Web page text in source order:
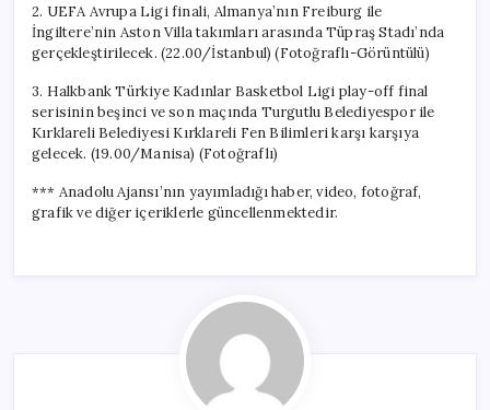
2. UEFA Avrupa Ligi finali, Almanya’nın Freiburg ile
İngiltere’nin Aston Villa takımları arasında Tüpraş Stadı’nda
gerçekleştirilecek. (22.00/İstanbul) (Fotoğraflı-Görüntülü)
3. Halkbank Türkiye Kadınlar Basketbol Ligi play-off final
serisinin beşinci ve son maçında Turgutlu Belediyespor ile
Kırklareli Belediyesi Kırklareli Fen Bilimleri karşı karşıya
gelecek. (19.00/Manisa) (Fotoğraflı)
*** Anadolu Ajansı’nın yayımladığı haber, video, fotoğraf,
grafik ve diğer içeriklerle güncellenmektedir.